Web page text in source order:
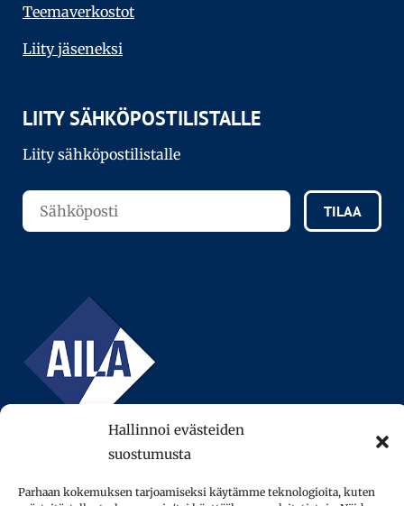
Hallinnoi evästeiden
suostumusta
Parhaan kokemuksen tarjoamiseksi käytämme teknologioita, kuten
Teema­verkostot
Liity jäseneksi
LIITY SÄHKÖPOSTILISTALLE
Liity sähköpostilistalle
TILAA